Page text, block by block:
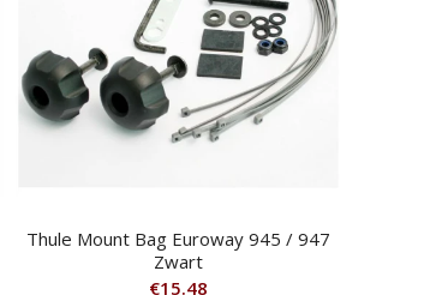
Thule Mount Bag Euroway 945 / 947
Zwart
€15.48